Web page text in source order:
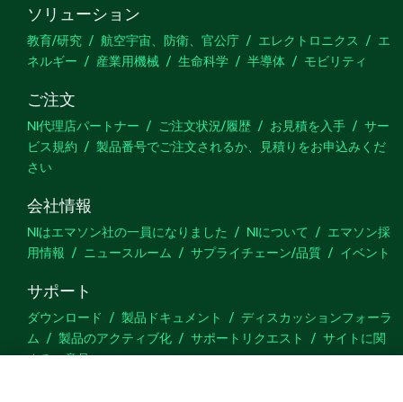
ソリューション
教育/研究 航空宇宙、防衛、官公庁 エレクトロニクス
エ
ネルギー
産業用機械 生命科学 半導体 モビリティ
ご注文
NI代理店パートナー ご注文状況/履歴 お見積を入手
サー
ビス規約
製品番号でご注文されるか、見積りをお申込みくだ
さい
会社情報
NIはエマソン社の一員になりました NIについて
エマソン採
用情報
ニュースルーム サプライチェーン/品質 イベント
サポート
ダウンロード 製品ドキュメント
ディスカッションフォーラ
ム
製品のアクティブ化 サポートリクエスト
サイトに関
するご意見